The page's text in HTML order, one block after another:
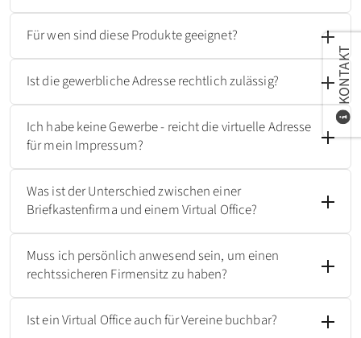
Für wen sind diese Produkte geeignet?
Ist die gewerbliche Adresse rechtlich zulässig?
Ich habe keine Gewerbe - reicht die virtuelle Adresse
für mein Impressum?
Was ist der Unterschied zwischen einer
Briefkastenfirma und einem Virtual Office?
Muss ich persönlich anwesend sein, um einen
rechtssicheren Firmensitz zu haben?
Ist ein Virtual Office auch für Vereine buchbar?
KONTAKT